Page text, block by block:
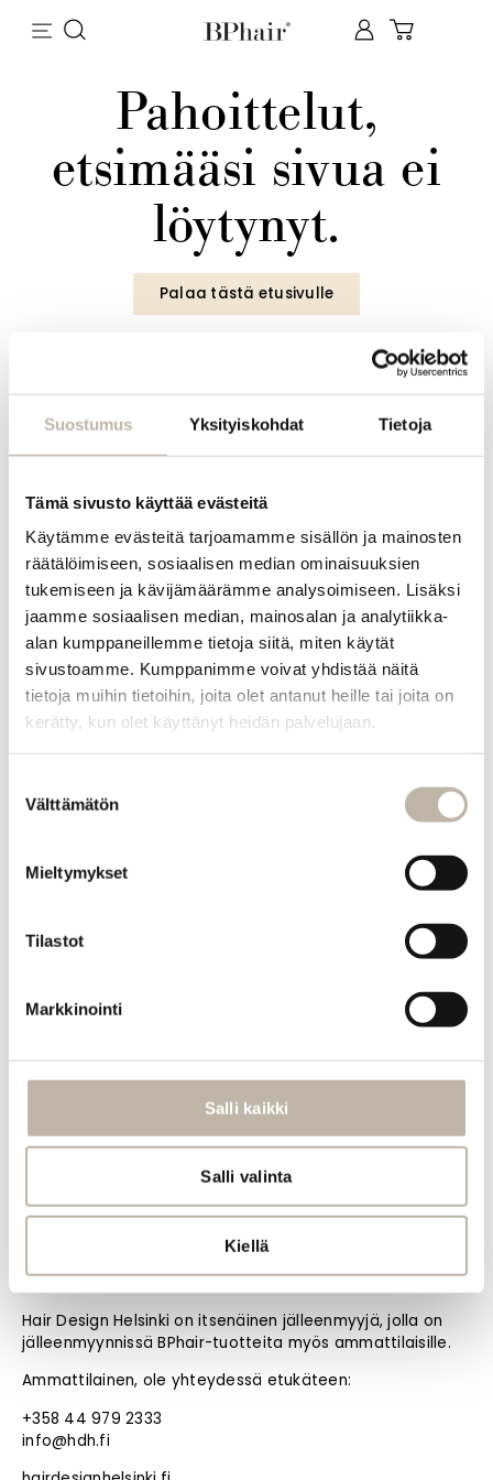
Suostumus Yksityiskohdat Tietoja
Tämä sivusto käyttää evästeitä
Käytämme evästeitä tarjoamamme sisällön ja mainosten
räätälöimiseen, sosiaalisen median ominaisuuksien
tukemiseen ja kävijämäärämme analysoimiseen. Lisäksi
jaamme sosiaalisen median, mainosalan ja analytiikka-
alan kumppaneillemme tietoja siitä, miten käytät
sivustoamme. Kumppanimme voivat yhdistää näitä
tietoja muihin tietoihin, joita olet antanut heille tai joita on
kerätty, kun olet käyttänyt heidän palvelujaan.
valinta
Välttämätön
Mieltymykset
Tilastot
Markkinointi
Salli kaikki
Salli valinta
Kiellä
Pahoittelut,
etsimääsi sivua ei
löytynyt.
Palaa tästä etusivulle
Yhteystiedot
Palautusehdot
Tilauksen peruutus
Tietosuoja- ja rekisteriseloste
Vastuullisuus
Evästeiden hallinta
Usein kysytyt kysymykset
MENU
Oma tili
Materiaalipankki
Noutotukku Oulussa (ei myymälää)
90240 Oulu
Jälleenmyyjä Helsingissä
00120 Helsinki
Hair Design Helsinki on itsenäinen jälleenmyyjä, jolla on
jälleenmyynnissä BPhair-tuotteita myös ammattilaisille.
Ammattilainen, ole yhteydessä etukäteen:
+358 44 979 2333
info@hdh.fi